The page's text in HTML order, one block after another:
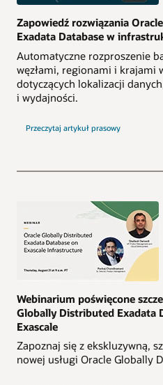
Zapowiedź rozwiązania
Exadata Database w
Automatyczne rozproszenie
węzłami, regionami i krajami
dotyczących lokalizacji
i wydajności.
Przeczytaj artykuł prasowy
Webinarium poświęcone
Globally Distributed Exadata
Exascale
Zapoznaj się z ekskluzywną,
nowej usługi Oracle Globally